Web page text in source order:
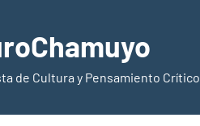
de Cultura y Pensamiento Crítico